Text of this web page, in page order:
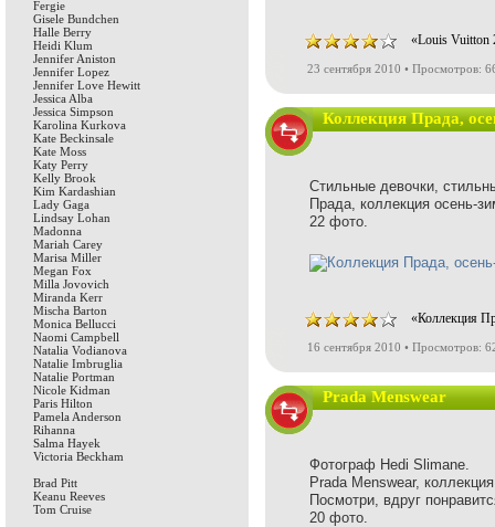
Fergie
Gisele Bundchen
Halle Berry
Heidi Klum
Jennifer Aniston
Jennifer Lopez
Jennifer Love Hewitt
Jessica Alba
Jessica Simpson
Karolina Kurkova
Kate Beckinsale
Kate Moss
Katy Perry
Kelly Brook
Kim Kardashian
Lady Gaga
Lindsay Lohan
Madonna
Mariah Carey
Marisa Miller
Megan Fox
Milla Jovovich
Miranda Kerr
Mischa Barton
Monica Bellucci
Naomi Campbell
Natalia Vodianova
Natalie Imbruglia
Natalie Portman
Nicole Kidman
Paris Hilton
Pamela Anderson
Rihanna
Salma Hayek
Victoria Beckham
Brad Pitt
Keanu Reeves
Tom Cruise
«Louis Vuitton
23 сентября 2010 • Просмотров:
Коллекция Прада,
Стильные девочки,
Прада, коллекция осень-
22 фото.
«Коллекция
16 сентября 2010 • Просмотров:
Prada Menswear
Фотограф Hedi Slimane.
Prada Menswear,
Посмотри, вдруг
20 фото.